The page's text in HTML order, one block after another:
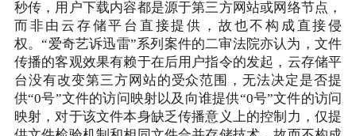
秒传，用户下载内容都是源于第三方网站或网络节点，
而非由云存储平台直接提供，故也不构成直接侵
权。“爱奇艺诉迅雷”系列案件的二审法院亦认为，文件
传播的客观效果有赖于在后用户指令的发起，云存储平
台没有改变第三方网站的受众范围，无法决定是否提
供“0号”文件的访问映射以及向谁提供“0号”文件的访问
映射，对于该文件本身缺乏传播意义上的控制力，仅提